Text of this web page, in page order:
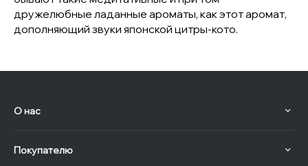
дружелюбные ладанные ароматы, как этот аромат,
дополняющий звуки японской цитры-кото.
О нас
Покупателю